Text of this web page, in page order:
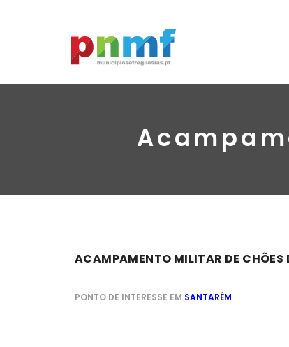
ACAMPAMENTO MILITAR DE CHÕES
PONTO DE INTERESSE EM SANTARÉM